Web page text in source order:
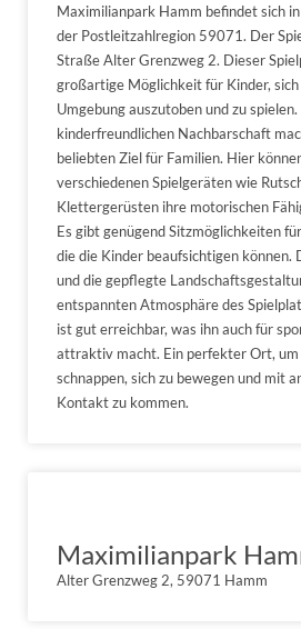
Maximilianpark Hamm befindet sich
der Postleitzahlregion 59071. Der
Straße Alter Grenzweg 2. Dieser
großartige Möglichkeit für Kinder,
Umgebung auszutoben und zu
kinderfreundlichen Nachbarschaft
beliebten Ziel für Familien. Hier
verschiedenen Spielgeräten wie
Klettergerüsten ihre motorischen
Es gibt genügend Sitzmöglichkeiten
die die Kinder beaufsichtigen können.
und die gepflegte
entspannten Atmosphäre des
ist gut erreichbar, was ihn auch für
attraktiv macht. Ein perfekter Ort, um
schnappen, sich zu bewegen und mit
Kontakt zu kommen.
Maximilianpark
Alter Grenzweg 2, 59071 Hamm